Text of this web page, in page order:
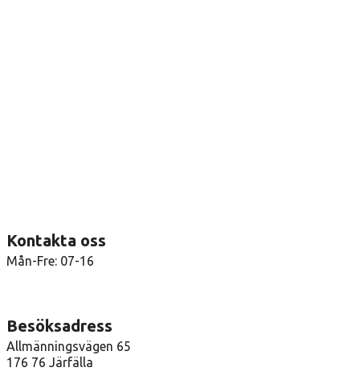
Kontakta oss
Mån-Fre: 07-16
Besöksadress
Allmänningsvägen 65
176 76 Järfälla